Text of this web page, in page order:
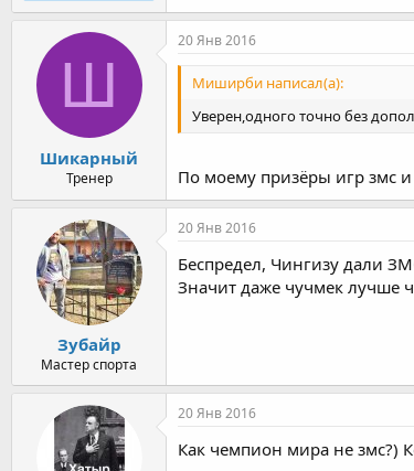
Ш
Шикарный
Тренер
20 Янв 2016
Миширби написал(а):
Уверен,одного точно без
По моему призёры игр змс
Зубайр
Мастер спорта
20 Янв 2016
Беспредел, Чингизу дали
Значит даже чучмек лучше
20 Янв 2016
Как чемпион мира не змс?)